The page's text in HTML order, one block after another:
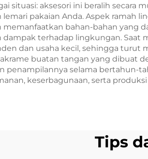
situasi: aksesori ini beralih secara
pakaian Anda. Aspek
bahan-bahan yang
terhadap lingkungan.
dan usaha kecil, sehingga
buatan tangan yang dibuat
selama bertahun-
keserbagunaan, serta
Tips